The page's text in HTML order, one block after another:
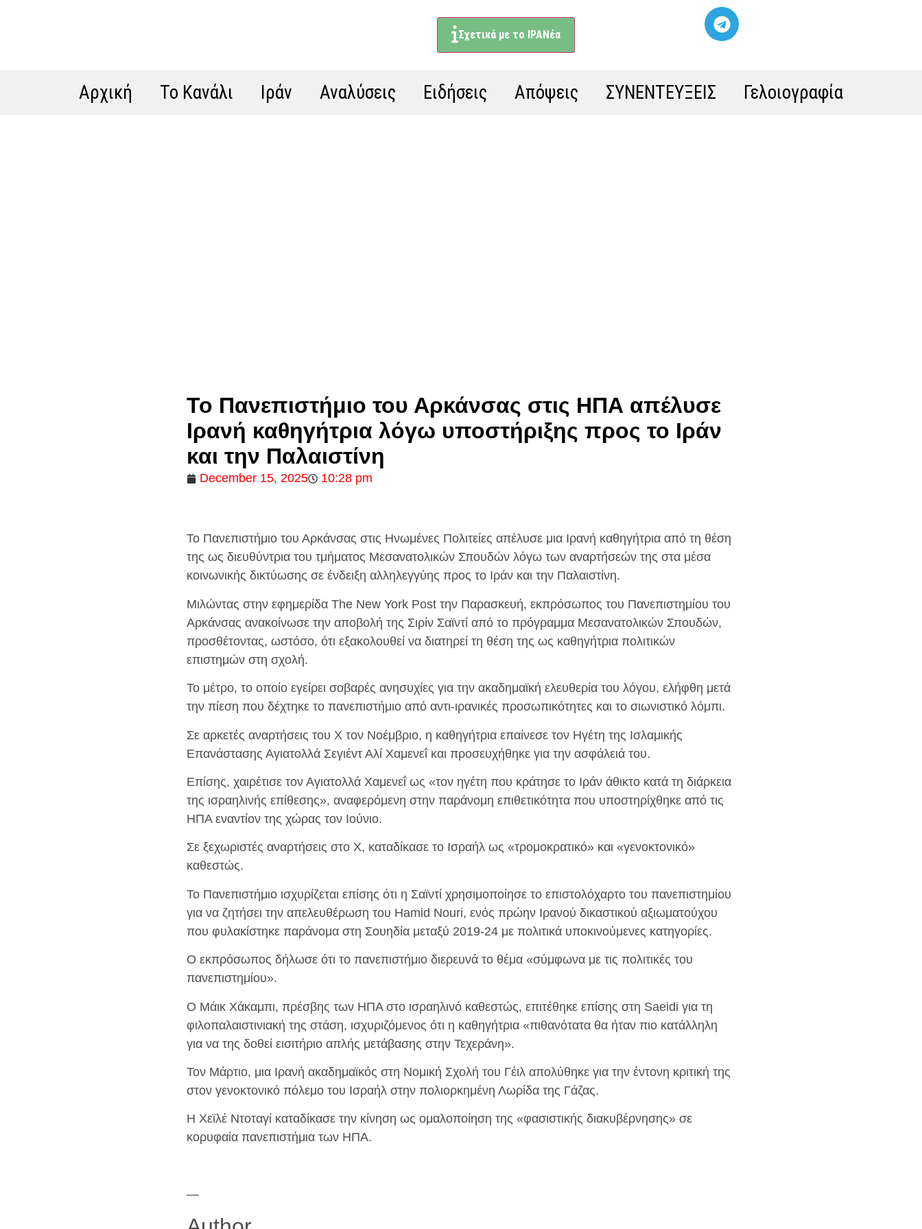
Σχετικά με το ΙΡΑΝέα
Αρχική Το Κανάλι Ιράν Αναλύσεις Ειδήσεις Απόψεις ΣΥΝΕΝΤΕΥΞΕΙΣ Γελοιογραφία
Το Πανεπιστήμιο του Αρκάνσας στις ΗΠΑ απέλυσε
Ιρανή καθηγήτρια λόγω υποστήριξης προς το Ιράν
και την Παλαιστίνη
December 15, 2025 10:28 pm
Το Πανεπιστήμιο του Αρκάνσας στις Ηνωμένες Πολιτείες απέλυσε μια Ιρανή καθηγήτρια από τη θέση
της ως διευθύντρια του τμήματος Μεσανατολικών Σπουδών λόγω των αναρτήσεών της στα μέσα
κοινωνικής δικτύωσης σε ένδειξη αλληλεγγύης προς το Ιράν και την Παλαιστίνη.
Μιλώντας στην εφημερίδα The New York Post την Παρασκευή, εκπρόσωπος του Πανεπιστημίου του
Αρκάνσας ανακοίνωσε την αποβολή της Σιρίν Σαϊντί από το πρόγραμμα Μεσανατολικών Σπουδών,
προσθέτοντας, ωστόσο, ότι εξακολουθεί να διατηρεί τη θέση της ως καθηγήτρια πολιτικών
επιστημών στη σχολή.
Το μέτρο, το οποίο εγείρει σοβαρές ανησυχίες για την ακαδημαϊκή ελευθερία του λόγου, ελήφθη μετά
την πίεση που δέχτηκε το πανεπιστήμιο από αντι-ιρανικές προσωπικότητες και το σιωνιστικό λόμπι.
Σε αρκετές αναρτήσεις του X τον Νοέμβριο, η καθηγήτρια επαίνεσε τον Ηγέτη της Ισλαμικής
Επανάστασης Αγιατολλά Σεγιέντ Αλί Χαμενεΐ και προσευχήθηκε για την ασφάλειά του.
Επίσης, χαιρέτισε τον Αγιατολλά Χαμενεΐ ως «τον ηγέτη που κράτησε το Ιράν άθικτο κατά τη διάρκεια
της ισραηλινής επίθεσης», αναφερόμενη στην παράνομη επιθετικότητα που υποστηρίχθηκε από τις
ΗΠΑ εναντίον της χώρας τον Ιούνιο.
Σε ξεχωριστές αναρτήσεις στο X, καταδίκασε το Ισραήλ ως «τρομοκρατικό» και «γενοκτονικό»
καθεστώς.
Το Πανεπιστήμιο ισχυρίζεται επίσης ότι η Σαϊντί χρησιμοποίησε το επιστολόχαρτο του πανεπιστημίου
για να ζητήσει την απελευθέρωση του Hamid Nouri, ενός πρώην Ιρανού δικαστικού αξιωματούχου
που φυλακίστηκε παράνομα στη Σουηδία μεταξύ 2019-24 με πολιτικά υποκινούμενες κατηγορίες.
Ο εκπρόσωπος δήλωσε ότι το πανεπιστήμιο διερευνά το θέμα «σύμφωνα με τις πολιτικές του
πανεπιστημίου».
Ο Μάικ Χάκαμπι, πρέσβης των ΗΠΑ στο ισραηλινό καθεστώς, επιτέθηκε επίσης στη Saeidi για τη
φιλοπαλαιστινιακή της στάση, ισχυριζόμενος ότι η καθηγήτρια «πιθανότατα θα ήταν πιο κατάλληλη
για να της δοθεί εισιτήριο απλής μετάβασης στην Τεχεράνη».
Τον Μάρτιο, μια Ιρανή ακαδημαϊκός στη Νομική Σχολή του Γέιλ απολύθηκε για την έντονη κριτική της
στον γενοκτονικό πόλεμο του Ισραήλ στην πολιορκημένη Λωρίδα της Γάζας.
Η Χεϊλέ Ντοταγί καταδίκασε την κίνηση ως ομαλοποίηση της «φασιστικής διακυβέρνησης» σε
κορυφαία πανεπιστήμια των ΗΠΑ.
—